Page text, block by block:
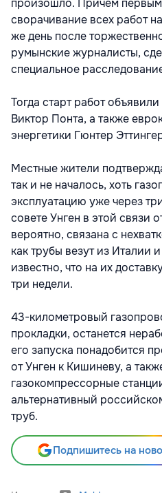
сворачивание всех работ
же день после
румынские журналисты,
специальное
Тогда старт работ
Виктор Понта, а также
энергетики Гюнтер
Местные жители
так и не началось, хоть
эксплуатацию уже через
совете Унген в этой связи
вероятно, связана с
как трубы везут из Италии
известно, что на их
три недели.
43-километровый
прокладки, останется
его запуска понадобится
от Унген к Кишиневу, а
газокомпрессорные
альтернативный
труб.
Подпишитесь на